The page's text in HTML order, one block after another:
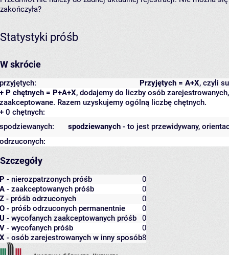
zakończyła?
Statystyki próśb
W skrócie
Przyjętych = A+X, czyli
przyjętych:
+ P chętnych = P+A+X, dodajemy do liczby osób
zaakceptowane. Razem uzyskujemy ogólną liczbę chętnych.
+ 0 chętnych:
spodziewanych - to jest przewidywany,
spodziewanych:
odrzuconych:
Szczegóły
P - nierozpatrzonych próśb
0
A - zaakceptowanych próśb
0
Z - próśb odrzuconych
0
O - próśb odrzuconych permanentnie
0
U - wycofanych zaakceptowanych próśb
0
V - wycofanych próśb
0
X - osób zarejestrowanych w inny sposób8